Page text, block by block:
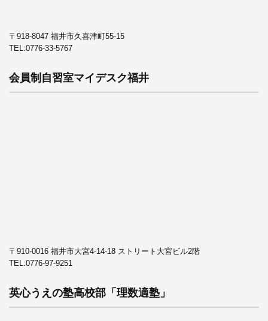
〒918-8047 福井市久喜津町55-15
TEL:0776-33-5767
会員制自習室マイデスク福井
〒910-0016 福井市大宮4-14-18 ストリート大宮ビル2階
TEL:0776-97-9251
英心うえの塾高校部「理数適塾」